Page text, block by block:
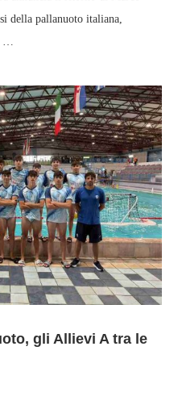
della pallanuoto italiana,
…
gli Allievi A tra le